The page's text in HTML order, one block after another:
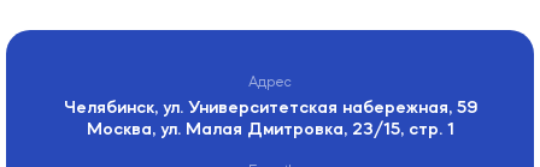
Челябинск, ул. Университетская набережная, 59
Москва, ул. Малая Дмитровка, 23/15, стр. 1